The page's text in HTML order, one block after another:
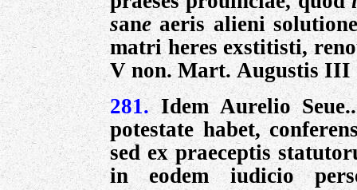
saneaeris alieni
matri heres exstitisti,
V non. Mart.Augustis III
281. Idem Aurelio
potestate habet,
sed ex praeceptis
in eodem iudicio